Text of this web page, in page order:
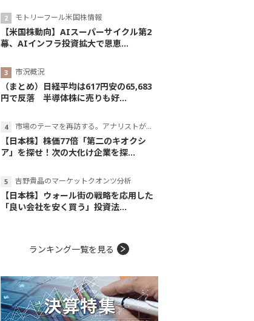
モトリーフール米国株情報
【米国株動向】AIスーパーサイクル第2
幕、AIインフラ投資拡大で恩恵...
市況概況
（まとめ）日経平均は617円安の65,683
円で反落 半導体株に売りも好...
市場のテーマを再訪する。アナリストが読み解くテーマの本質
【日本株】株価77倍「第二のキオクシ
ア」を探せ！次の大化け企業を探...
吉野貴晶のマーケットクオンツ分析
【日本株】ウォール街の戦略を応用した
「良い会社を安く買う」投資法...
ランキング一覧を見る